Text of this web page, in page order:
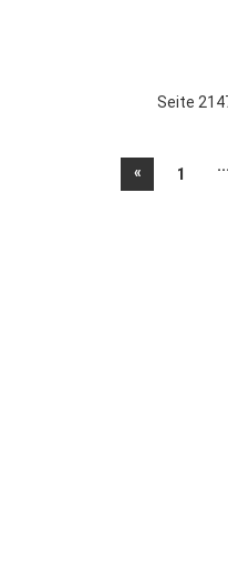
Seite
« 1